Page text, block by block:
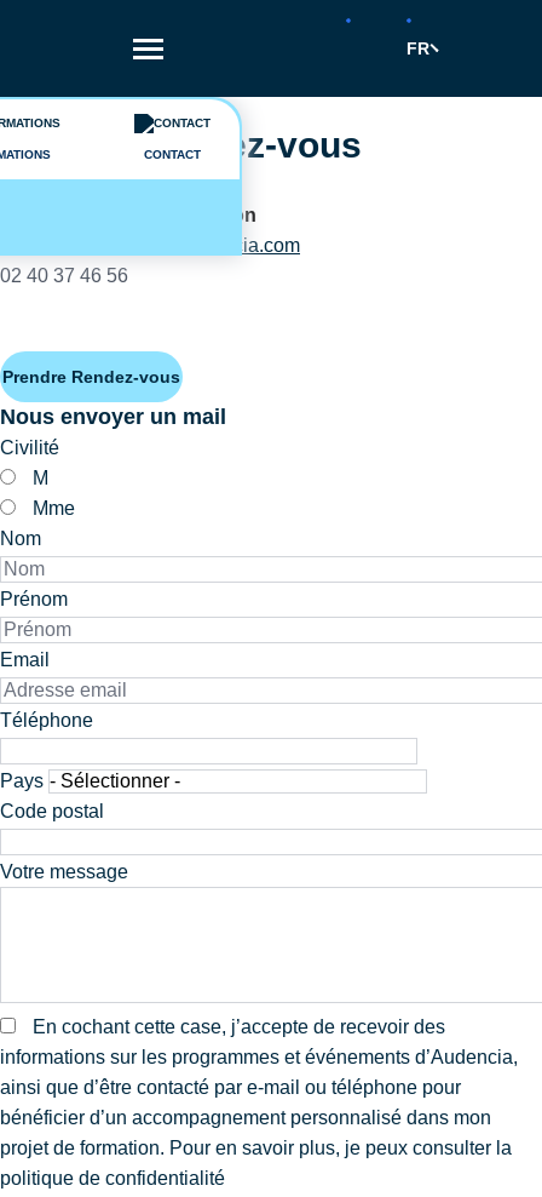
principal
FR
CONTACT
Une question ?
Prendre rendez-vous
Executive Education
formation-continue@audencia.com
02 40 37 46 56
Prendre Rendez-vous
Nous envoyer un mail
Civilité
M
Mme
Nom
Prénom
Email
Téléphone
Adresse
Pays
Code postal
Votre message
En cochant cette case, j’accepte de recevoir des
informations sur les programmes et événements d’Audencia,
ainsi que d’être contacté par e-mail ou téléphone pour
bénéficier d’un accompagnement personnalisé dans mon
projet de formation. Pour en savoir plus, je peux consulter la
politique de confidentialité